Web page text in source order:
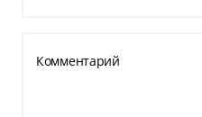
Комментарий